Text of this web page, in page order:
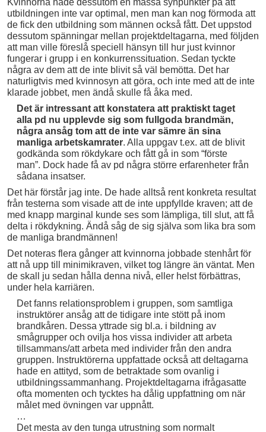
utbildningen inte var optimal, men man kan nog förmoda att
de fick den utbildning som männen också fått. Det uppstod
dessutom spänningar mellan projektdeltagarna, med följden
att man ville föreslå speciell hänsyn till hur just kvinnor
fungerar i grupp i en konkurrenssituation. Sedan tyckte
några av dem att de inte blivit så väl bemötta. Det har
naturligtvis med kvinnosyn att göra, och inte med att de inte
klarade jobbet, men ändå skulle få åka med.
Det är intressant att konstatera att praktiskt taget
alla pd nu upplevde sig som fullgoda brandmän,
några ansåg tom att de inte var sämre än sina
manliga arbetskamrater. Alla uppgav t.ex. att de blivit
godkända som rökdykare och fått gå in som “förste
man”. Dock hade få av pd några större erfarenheter från
sådana insatser.
Det här förstår jag inte. De hade alltså rent konkreta resultat
från testerna som visade att de inte uppfyllde kraven; att de
med knapp marginal kunde ses som lämpliga, till slut, att få
delta i rökdykning. Ändå såg de sig själva som lika bra som
de manliga brandmännen!
Det noteras flera gånger att kvinnorna jobbade stenhårt för
att nå upp till minimikraven, vilket tog längre än väntat. Men
de skall ju sedan hålla denna nivå, eller helst förbättras,
under hela karriären.
Det fanns relationsproblem i gruppen, som samtliga
instruktörer ansåg att de tidigare inte stött på inom
brandkåren. Dessa yttrade sig bl.a. i bildning av
smågrupper och ovilja hos vissa individer att arbeta
tillsammans/att arbeta med individer från den andra
gruppen. Instruktörerna uppfattade också att deltagarna
hade en attityd, som de betraktade som ovanlig i
utbildningssammanhang. Projektdeltagarna ifrågasatte
ofta momenten och tycktes ha dålig uppfattning om när
målet med övningen var uppnått.
…
Det mesta av den tunga utrustning som normalt